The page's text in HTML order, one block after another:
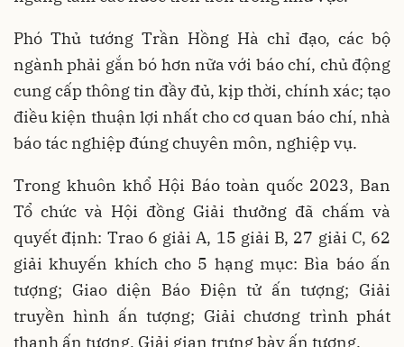
Phó Thủ tướng Trần Hồng Hà chỉ đạo, các bộ
ngành phải gắn bó hơn nữa với báo chí, chủ động
cung cấp thông tin đầy đủ, kịp thời, chính xác; tạo
điều kiện thuận lợi nhất cho cơ quan báo chí, nhà
báo tác nghiệp đúng chuyên môn, nghiệp vụ.
Trong khuôn khổ Hội Báo toàn quốc 2023, Ban
Tổ chức và Hội đồng Giải thưởng đã chấm và
quyết định: Trao 6 giải A, 15 giải B, 27 giải C, 62
giải khuyến khích cho 5 hạng mục: Bìa báo ấn
tượng; Giao diện Báo Điện tử ấn tượng; Giải
truyền hình ấn tượng; Giải chương trình phát
thanh ấn tượng, Giải gian trưng bày ấn tượng.